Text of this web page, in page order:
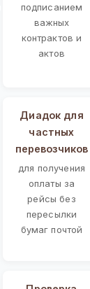
подписанием
важных
контрактов и
актов
Диадок для
частных
перевозчиков
для получения
оплаты за
рейсы без
пересылки
бумаг почтой